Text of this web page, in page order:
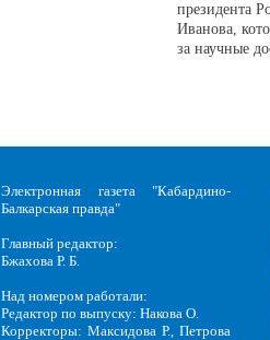
президента
Иванова,
за научные
Электронная газета "Кабардино-
Балкарская правда"
Главный редактор:
Бжахова Р. Б.
Над номером работали:
Редактор по выпуску: Накова О.
Корректоры: Максидова Р., Петрова